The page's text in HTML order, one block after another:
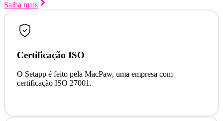
Saiba mais
Certificação ISO
O Setapp é feito pela MacPaw, uma empresa com
certificação ISO 27001.